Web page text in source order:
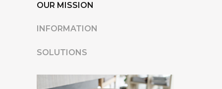
OUR MISSION
INFORMATION
SOLUTIONS